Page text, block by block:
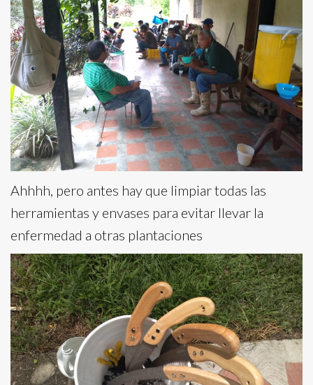
Ahhhh, pero antes hay que limpiar todas las
herramientas y envases para evitar llevar la
enfermedad a otras plantaciones